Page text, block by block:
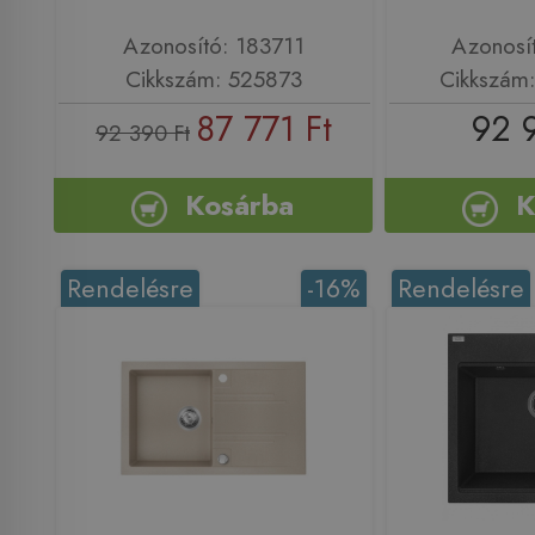
Azonosító: 183711
Cikkszám: 525873
92 390 Ft 87 771 Ft
Kosárba
92
-16%
Rendelésre Rendelésre